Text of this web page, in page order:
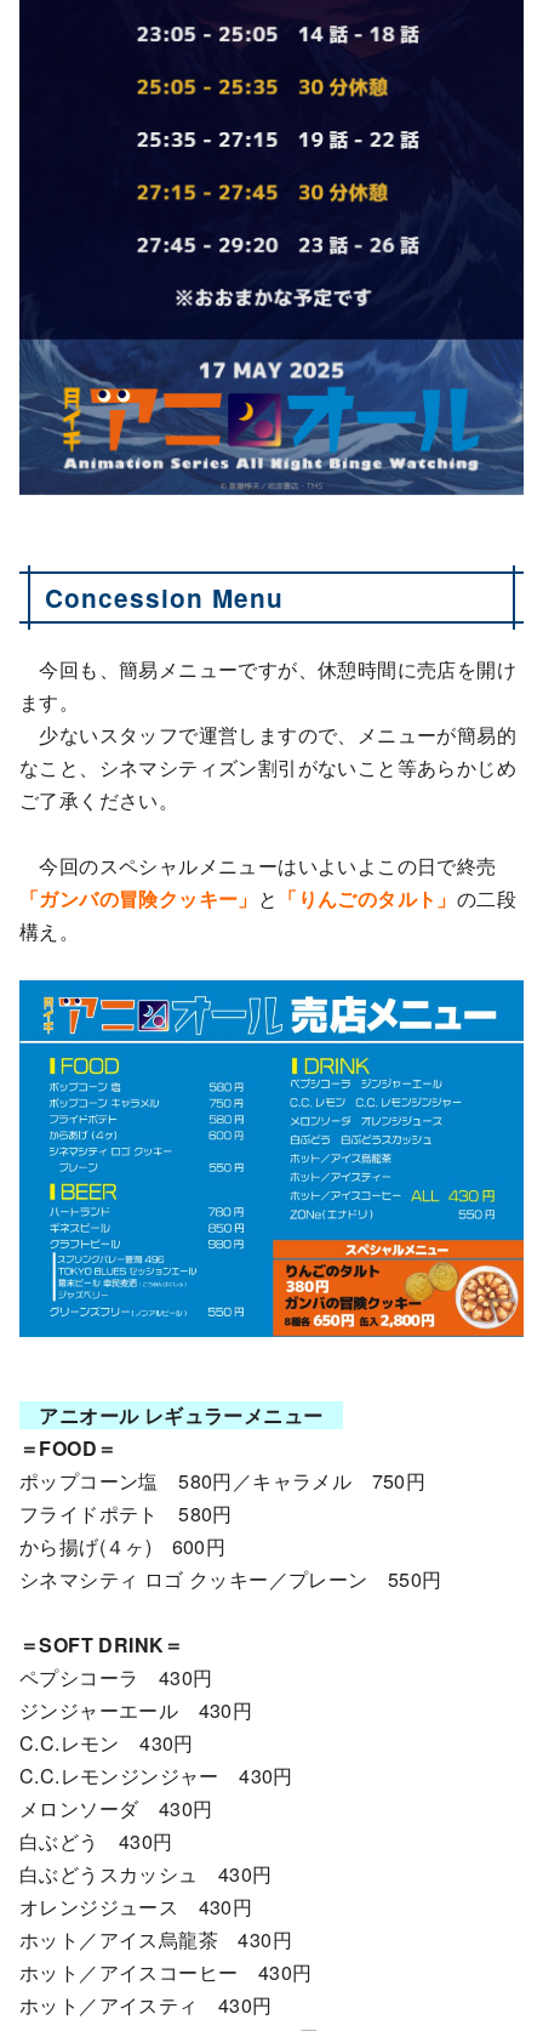
Concession Menu
今回も、簡易メニューですが、休憩時間に売店を開け
ます。
少ないスタッフで運営しますので、メニューが簡易的
なこと、シネマシティズン割引がないこと等あらかじめ
ご了承ください。
今回のスペシャルメニューはいよいよこの日で終売
「ガンバの冒険クッキー」 と 「りんごのタルト」 の二段
構え。
アニオール レギュラーメニュー
＝FOOD＝
ポップコーン塩 580円／キャラメル 750円
フライドポテト 580円
から揚げ(４ヶ) 600円
シネマシティ ロゴ クッキー／プレーン 550円
＝SOFT DRINK＝
ペプシコーラ 430円
ジンジャーエール 430円
C.C.レモン 430円
C.C.レモンジンジャー 430円
メロンソーダ 430円
白ぶどう 430円
白ぶどうスカッシュ 430円
オレンジジュース 430円
ホット／アイス烏龍茶 430円
ホット／アイスコーヒー 430円
ホット／アイスティ 430円